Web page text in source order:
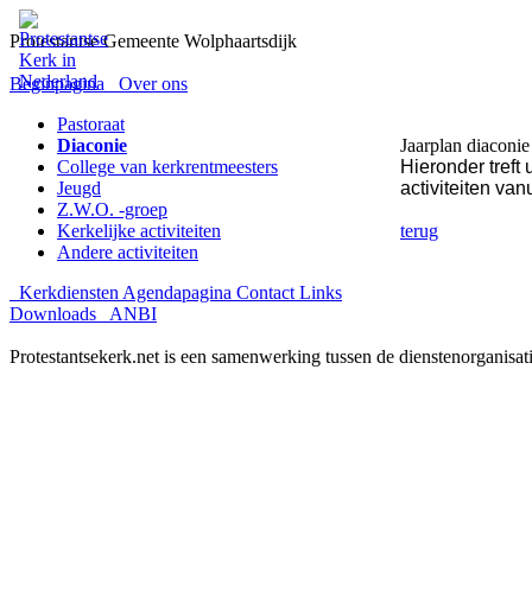
Protestantse Gemeente Wolphaartsdijk
Beginpagina
Over ons
Pastoraat
Diaconie
College van kerkrentmeesters
Jeugd
Z.W.O. -groep
Kerkelijke activiteiten
Andere activiteiten
Kerkdiensten Agendapagina Contact Links
Downloads
ANBI
Jaarplan diaconie
Hieronder treft
activiteiten
terug
Protestantsekerk.net is een samenwerking tussen de